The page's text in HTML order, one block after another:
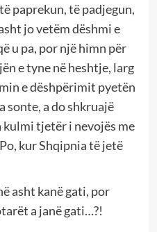
paprekun, të padjegun,
jo vetëm dëshmi e
u pa, por një himn për
e tyne në heshtje, larg
e dëshpërimit pyetën
a do shkruajë
kulmi tjetër i nevojës me
kur Shqipnia të jetë
asht kanë gati, por
a janë gati…?!